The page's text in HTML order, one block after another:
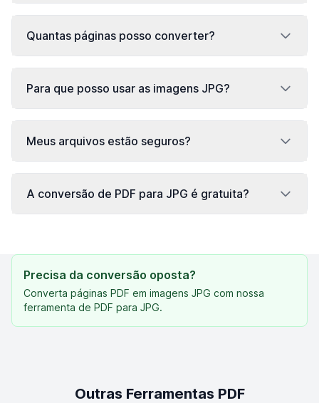
Quantas páginas posso converter?
Para que posso usar as imagens JPG?
Meus arquivos estão seguros?
A conversão de PDF para JPG é gratuita?
Precisa da conversão oposta?
Converta páginas PDF em imagens JPG com nossa
ferramenta de PDF para JPG.
Outras Ferramentas PDF